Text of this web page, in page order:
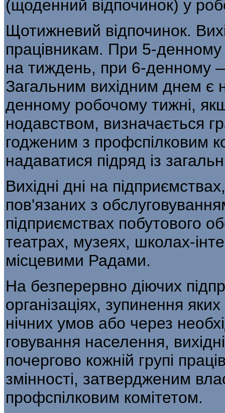
(щоденний відпочинок) у
Щотижневий відпочинок.
працівникам. При 5-
на тиждень, при 6-денному
Загальним вихідним днем є
денному робочому тижні,
нодавством, визначається
годженим з профспілковим
надаватися підряд із
Вихідні дні на
пов'язаних з
підприємствах побутового
театрах, музеях, школах-
місцевими Радами.
На безперервно діючих
організаціях, зупинення
нічних умов або через
говування населення,
почергово кожній групі
змінності, затвердженим
профспілковим комітетом.